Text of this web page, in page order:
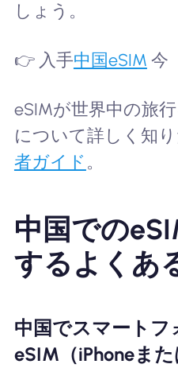
しょう。
👉 入手中国eSIM 今
eSIMが世界中の旅
について詳しく知り
者ガイド 。
中国での
するよくあ
中国でスマートフ
eSIM（iPhoneま